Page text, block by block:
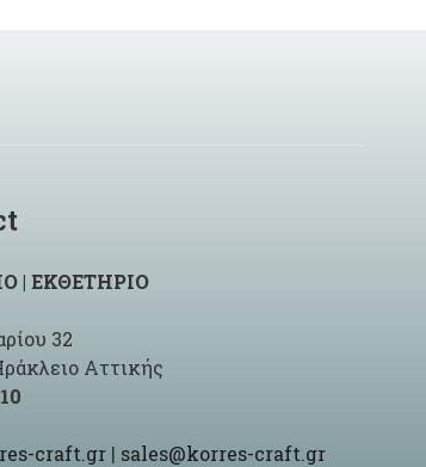
| ΕΚΘΕΤΗΡΙΟ
32
Αττικής
craft.gr| sales@korres-craft.gr